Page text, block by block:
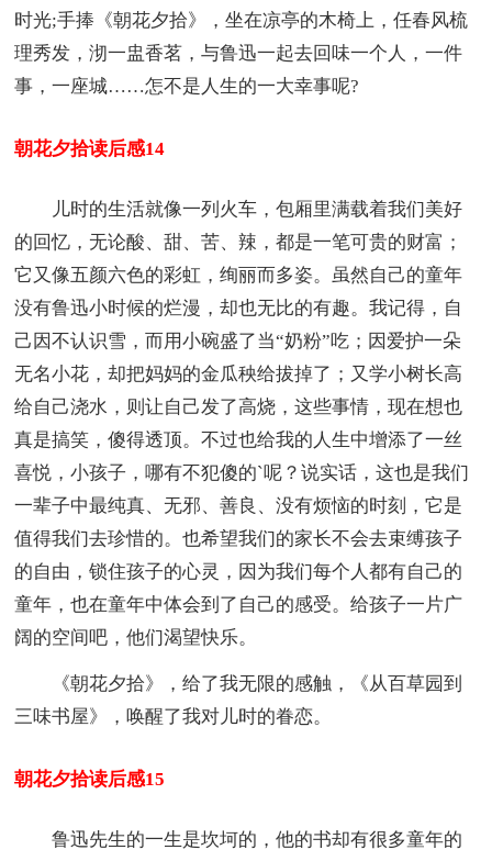
时光;手捧《朝花夕拾》，坐在凉亭的木椅上，任春风梳
理秀发，沏一盅香茗，与鲁迅一起去回味一个人，一件
事，一座城……怎不是人生的一大幸事呢?
朝花夕拾读后感14
儿时的生活就像一列火车，包厢里满载着我们美好
的回忆，无论酸、甜、苦、辣，都是一笔可贵的财富；
它又像五颜六色的彩虹，绚丽而多姿。虽然自己的童年
没有鲁迅小时候的烂漫，却也无比的有趣。我记得，自
己因不认识雪，而用小碗盛了当“奶粉”吃；因爱护一朵
无名小花，却把妈妈的金瓜秧给拔掉了；又学小树长高
给自己浇水，则让自己发了高烧，这些事情，现在想也
真是搞笑，傻得透顶。不过也给我的人生中增添了一丝
喜悦，小孩子，哪有不犯傻的`呢？说实话，这也是我们
一辈子中最纯真、无邪、善良、没有烦恼的时刻，它是
值得我们去珍惜的。也希望我们的家长不会去束缚孩子
的自由，锁住孩子的心灵，因为我们每个人都有自己的
童年，也在童年中体会到了自己的感受。给孩子一片广
阔的空间吧，他们渴望快乐。
《朝花夕拾》，给了我无限的感触，《从百草园到
三味书屋》，唤醒了我对儿时的眷恋。
朝花夕拾读后感15
鲁迅先生的一生是坎坷的，他的书却有很多童年的